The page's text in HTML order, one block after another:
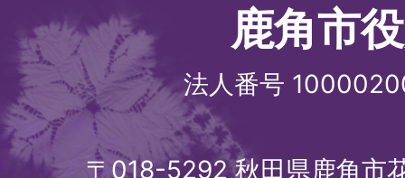
鹿角市
法人番号
〒018-5292 秋田県鹿角市